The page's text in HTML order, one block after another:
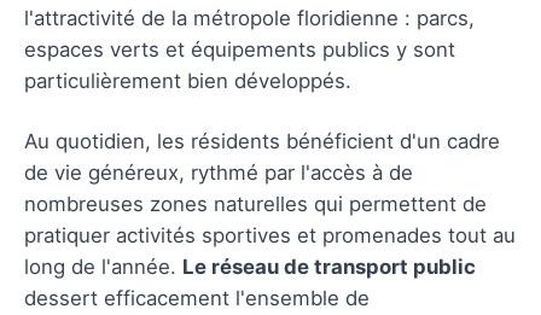
l'attractivité de la métropole floridienne : parcs,
espaces verts et équipements publics y sont
particulièrement bien développés.
Au quotidien, les résidents bénéficient d'un cadre
de vie généreux, rythmé par l'accès à de
nombreuses zones naturelles qui permettent de
pratiquer activités sportives et promenades tout au
long de l'année. Le réseau de transport public
dessert efficacement l'ensemble de